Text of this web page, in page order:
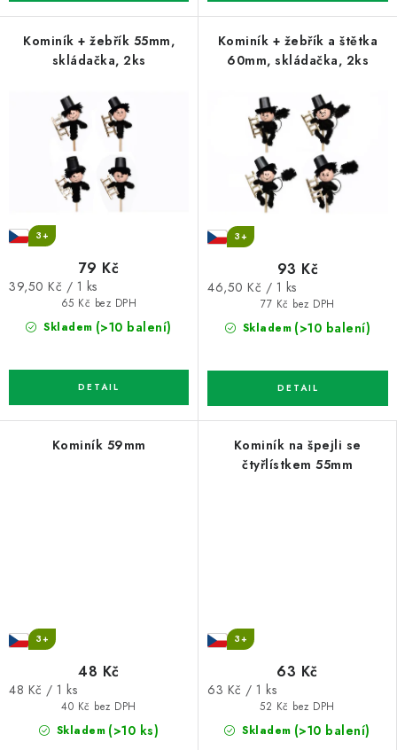
Kominík + žebřík 55mm,
skládačka, 2ks
3+
Skladem (>10 balení)
65 Kč bez DPH
79 Kč
Měrná
39,50 Kč / 1 ks
Kominík + žebřík a štětka
60mm, skládačka, 2ks
3+
Skladem (>10 balení)
77 Kč bez DPH
93 Kč
Měrná
46,50 Kč / 1 ks
Kominík 59mm
3+
Skladem (>10 ks)
40 Kč bez DPH
48 Kč
Měrná
48 Kč / 1 ks
Kominík na špejli se
čtyřlístkem 55mm
3+
Skladem (>10 balení)
52 Kč bez DPH
63 Kč
Měrná
63 Kč / 1 ks